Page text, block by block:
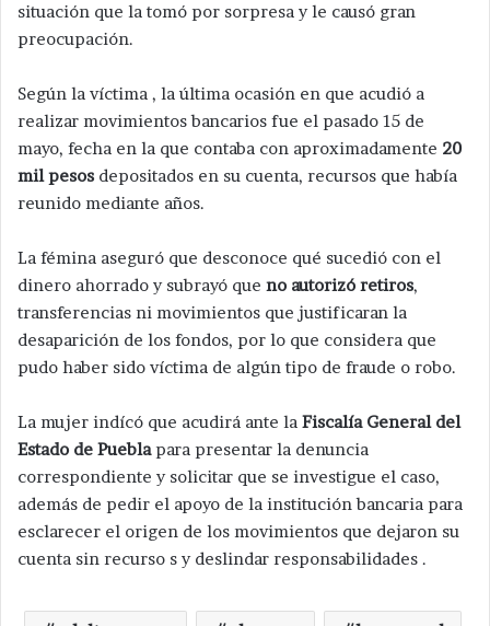
situación que la tomó por sorpresa y le causó gran
preocupación.
Según la víctima , la última ocasión en que acudió a
realizar movimientos bancarios fue el pasado 15 de
mayo, fecha en la que contaba con aproximadamente 20
mil pesos depositados en su cuenta, recursos que había
reunido mediante años.
La fémina aseguró que desconoce qué sucedió con el
dinero ahorrado y subrayó que no autorizó retiros,
transferencias ni movimientos que justificaran la
desaparición de los fondos, por lo que considera que
pudo haber sido víctima de algún tipo de fraude o robo.
La mujer indícó que acudirá ante la Fiscalía General del
Estado de Pueblapara presentar la denuncia
correspondiente y solicitar que se investigue el caso,
además de pedir el apoyo de la institución bancaria para
esclarecer el origen de los movimientos que dejaron su
cuenta sin recurso s y deslindar responsabilidades .